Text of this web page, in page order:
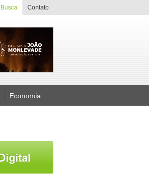
Busca Contato
Economia